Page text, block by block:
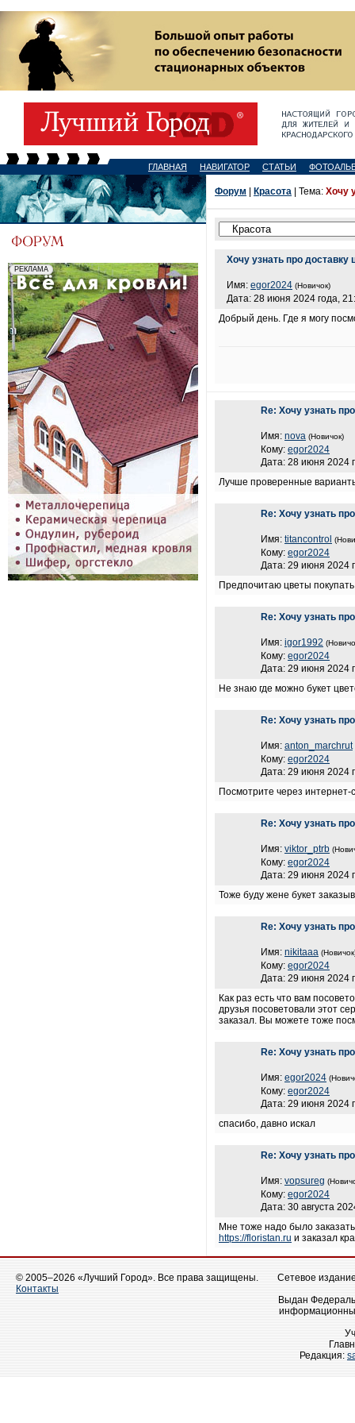
ГЛАВНАЯ НАВИГАТОР СТАТЬИ
Форум Красота | Тема: Хочу
Хочу узнать про доставку
Имя: egor2024 (Новичок)
Дата: 28 июня 2024 года,
Добрый день. Где я могу
Re: Хочу узнать
Имя: nova (Новичок)
Кому: egor2024
Дата: 28 июня 2024
Лучше проверенные
Re: Хочу узнать
Имя: titancontrol
Кому: egor2024
Дата: 29 июня 2024
Предпочитаю цветы
Re: Хочу узнать
Имя: igor1992
Кому: egor2024
Дата: 29 июня 2024
Не знаю где можно букет
Re: Хочу узнать
Имя: anton_marchrut
Кому: egor2024
Дата: 29 июня 2024
Посмотрите через
Re: Хочу узнать
Имя: viktor_ptrb
Кому: egor2024
Дата: 29 июня 2024
Тоже буду жене букет
Re: Хочу узнать
Имя: nikitaaa
Кому: egor2024
Дата: 29 июня 2024
Как раз есть что вам
друзья посоветовали этот
заказал. Вы можете тоже
Re: Хочу узнать
Имя: egor2024
Кому: egor2024
Дата: 29 июня 2024
спасибо, давно искал
Re: Хочу узнать
Имя: vopsureg
Кому: egor2024
Дата: 30 августа
Мне тоже надо было
https://floristan.ru и заказал
© 2005–2026 «Лучший Город». Все права защищены.
Контакты
Сетевое
Выдан
Редакция: